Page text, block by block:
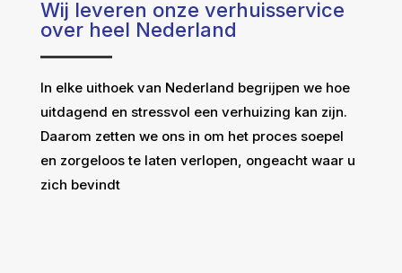
Wij leveren onze verhuisservice
over heel Nederland
In elke uithoek van Nederland begrijpen we hoe
uitdagend en stressvol een verhuizing kan zijn.
Daarom zetten we ons in om het proces soepel
en zorgeloos te laten verlopen, ongeacht waar u
zich bevindt